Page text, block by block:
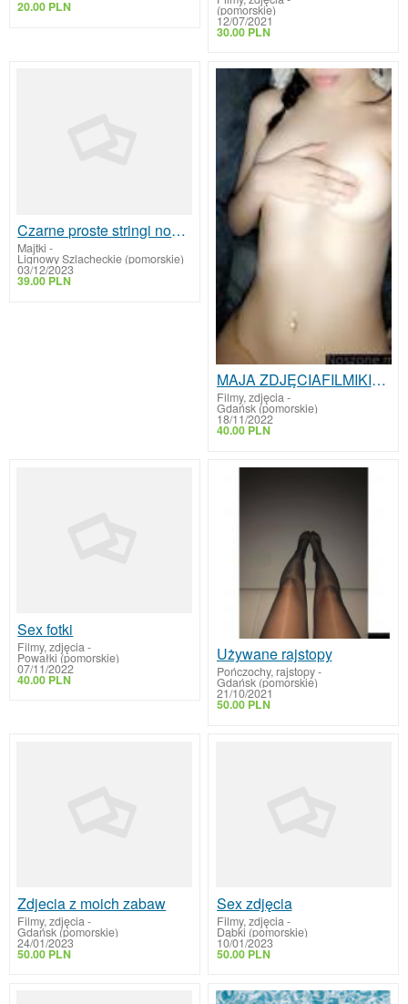
20.00 PLN (pomorskie)
12/07/2021
30.00 PLN
Czarne proste stringi noszone do 5 dni z zabawami
Majtki -
Lignowy Szlacheckie (pomorskie)
03/12/2023
39.00 PLN
MAJA ZDJĘCIAFILMIKIMAJTECZKI
Filmy, zdjęcia-
Gdańsk (pomorskie)
18/11/2022
40.00 PLN
Sex fotki
Filmy, zdjęcia-
Powałki (pomorskie)
07/11/2022
40.00 PLN
Używane rajstopy
Pończochy, rajstopy-
Gdańsk (pomorskie)
21/10/2021
50.00 PLN
Zdjecia z moich zabaw
Filmy, zdjęcia-
Gdańsk (pomorskie)
24/01/2023
50.00 PLN
Sex zdjęcia
Filmy, zdjęcia-
Dąbki (pomorskie)
10/01/2023
50.00 PLN